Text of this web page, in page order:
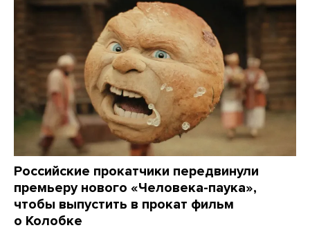
Российские прокатчики передвинули
премьеру нового «Человека-паука»,
чтобы выпустить в прокат фильм
о Колобке